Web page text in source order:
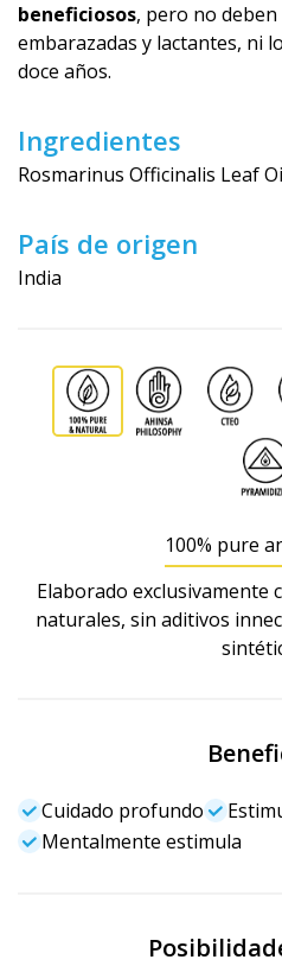
beneficiosos, pero no
embarazadas y lactantes, ni
doce años.
Ingredientes
Rosmarinus Officinalis Leaf
País de origen
India
100% pure
Elaborado exclusivamente
naturales, sin aditivos
Cuidado profundo
Mentalmente estimula